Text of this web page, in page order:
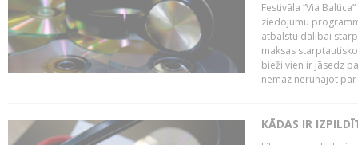
Festivāla “Via
ziedojumu
atbalstu dalībai
maksas
bieži vien ir jāsedz
nemaz nerunājot
KĀDAS IR